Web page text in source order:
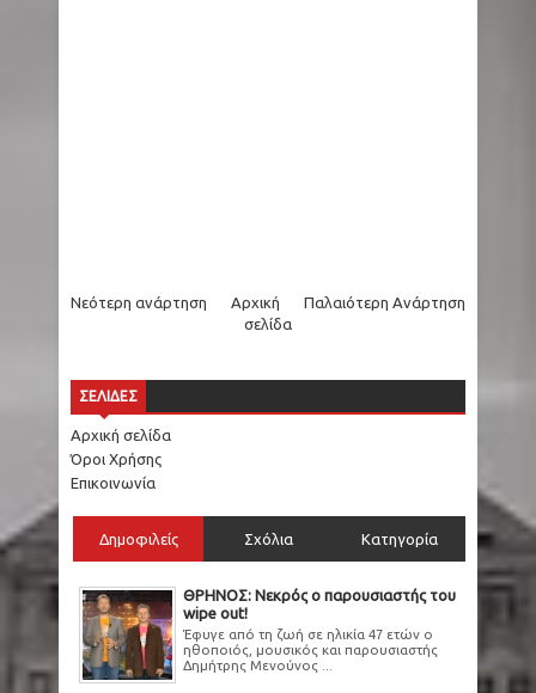
Νεότερη ανάρτηση Παλαιότερη Ανάρτηση
Αρχική
σελίδα
ΣΕΛΙΔΕΣ
Αρχική σελίδα
Όροι Χρήσης
Επικοινωνία
Δημοφιλείς Σχόλια Κατηγορία
ΘΡΗΝΟΣ: Νεκρός ο παρουσιαστής του
wipe out!
Έφυγε από τη ζωή σε ηλικία 47 ετών ο
ηθοποιός, μουσικός και παρουσιαστής
Δημήτρης Μενούνος ...